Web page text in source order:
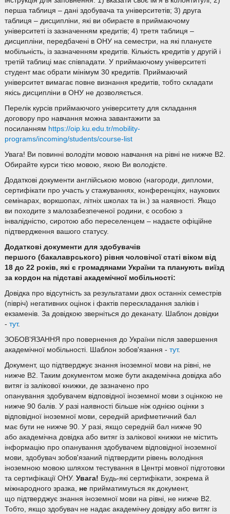
перша таблиця – дані здобувача та університетів; 3) друга
таблиця – дисципліни, які ви обираєте в приймаючому
університеті із зазначенням кредитів; 4) третя таблиця –
дисципліни, передбачені в ОНУ на семестри, на які плануєте
мобільність, із зазначенням кредитів. Кількість кредитів у другій і
третій таблиці має співпадати. У приймаючому університеті
студент має обрати мінімум 30 кредитів. Приймаючий
університет вимагає повне визнання кредитів, тобто складати
якісь дисципліни в ОНУ не дозволяється.
Перелік курсів приймаючого університету для складання
договору про навчання можна завантажити за
посиланням https://oip.ku.edu.tr/mobility-
programs/incoming/students/course-list
Увага! Ви повинні володіти мовою навчання на рівні не нижче В2.
Обирайте курси тією мовою, якою Ви володієте.
Додаткові документи англійською мовою (нагороди, дипломи,
сертифікати про участь у стажуваннях, конференціях, наукових
семінарах, воркшопах, літніх школах та ін.) за наявності. Якщо
ви походите з малозабезпеченої родини, є особою з
інвалідністю, сиротою або переселенцем – надаєте офіційне
підтвердження вашого статусу.
Додаткові документи для здобувачів
першого (бакалаврського) рівня чоловічої статі віком від
18 до 22 років, які є громадянами України та планують виїзд
за кордон на підставі академічної мобільності:
Довідка про відсутність за результатами двох останніх семестрів
(півріч) негативних оцінок і фактів перескладання заліків і
екзаменів. За довідкою зверніться до деканату. Шаблон довідки
- тут.
ЗОБОВ’ЯЗАННЯ про повернення до України після завершення
академічної мобільності. Шаблон зобов'язання - тут.
Документ, що підтверджує знання іноземної мови на рівні, не
нижче В2. Таким документом може бути академічна довідка або
витяг із залікової книжки, де зазначено про
опанування здобувачем відповідної іноземної мови з оцінкою не
нижче 90 балів. У разі наявності більше ніж однією оцінки з
відповідної іноземної мови, середній арифметичний бал
має бути не нижче 90. У разі, якщо середній бал нижче 90
або академічна довідка або витяг із залікової книжки не містить
інформацію про опанування здобувачем відповідної іноземної
мови, здобувач зобов'язаний підтвердити рівень володіння
іноземною мовою шляхом тестування в Центрі мовної підготовки
та сертифікації ОНУ. Увага! Будь-які сертифікати, зокрема й
міжнародного зразка, неприйматимуться як документ,
що підтверджує знання іноземної мови на рівні, не нижче В2.
Тобто, якщо здобувач не надає академічну довідку або витяг із